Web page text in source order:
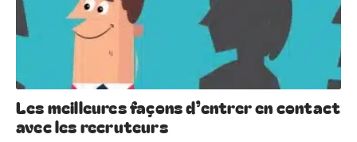
Les meilleures façons d’entrer en contact
avec les recruteurs